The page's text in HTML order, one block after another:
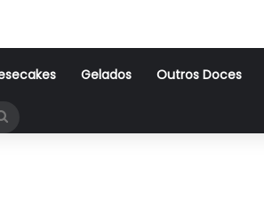
Gelados Outros Doces